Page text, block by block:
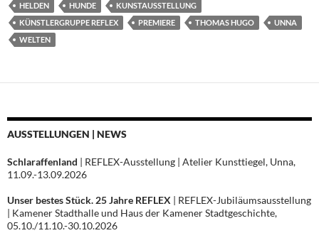
HELDEN
HUNDE
KUNSTAUSSTELLUNG
KÜNSTLERGRUPPE REFLEX
PREMIERE THOMAS HUGO
UNNA
WELTEN
AUSSTELLUNGEN | NEWS
Schlaraffenland | REFLEX-Ausstellung | Atelier Kunsttiegel, Unna,
11.09.-13.09.2026
Unser bestes Stück. 25 Jahre REFLEX | REFLEX-Jubiläumsausstellung
| Kamener Stadthalle und Haus der Kamener Stadtgeschichte,
05.10./11.10.-30.10.2026